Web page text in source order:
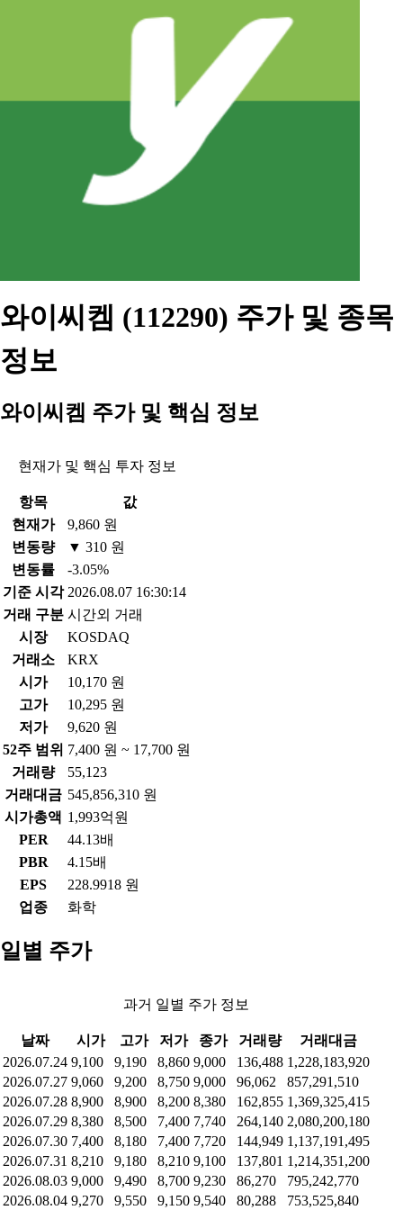
와이씨켐 (112290) 주가 및 종목
정보
와이씨켐 주가 및 핵심 정보
현재가 및 핵심 투자 정보
항목
값
현재가
9,860 원
변동량
▼ 310 원
변동률
-3.05%
기준 시각 2026.08.07 16:30:14
거래 구분 시간외 거래
시장
KOSDAQ
거래소
KRX
시가
10,170 원
고가
10,295 원
저가
9,620 원
52주 범위 7,400 원 ~ 17,700 원
거래량
55,123
거래대금 545,856,310 원
시가총액 1,993억원
PER
44.13배
PBR
4.15배
EPS
228.9918 원
업종
화학
일별 주가
과거 일별 주가 정보
날짜 시가 고가 저가 종가 거래량
거래대금
2026.07.24 9,100 9,190 8,860 9,000 136,488 1,228,183,920
2026.07.27 9,060 9,200 8,750 9,000 96,062
857,291,510
2026.07.28 8,900 8,900 8,200 8,380 162,855 1,369,325,415
2026.07.29 8,380 8,500 7,400 7,740 264,140 2,080,200,180
2026.07.30 7,400 8,180 7,400 7,720 144,949 1,137,191,495
2026.07.31 8,210 9,180 8,210 9,100 137,801 1,214,351,200
2026.08.03 9,000 9,490 8,700 9,230 86,270
795,242,770
2026.08.04 9,270 9,550 9,150 9,540 80,288 753,525,840